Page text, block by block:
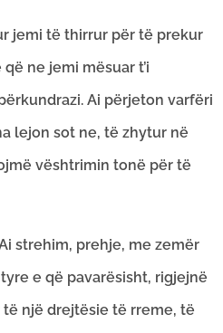
jemi të thirrur për të prekur
ne jemi mësuar t’i
Ai përjeton varfëri
lejon sot ne, të zhytur në
vështrimin tonë për të
strehim, prehje, me zemër
e që pavarësisht, rigjejnë
një drejtësie të rreme, të